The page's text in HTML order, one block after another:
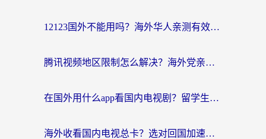
12123国外不能用吗？海外华人亲测有效的回国加速方案来了
腾讯视频地区限制怎么解决？海外党亲测有效的回国加速器选择指南
在国外用什么app看国内电视剧？留学生亲测有效的回国加速方案
海外收看国内电视总卡？选对回国加速器，让你流畅追《狂飙》《长相思》